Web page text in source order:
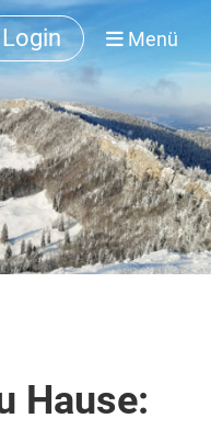
Login Menü
Hause: